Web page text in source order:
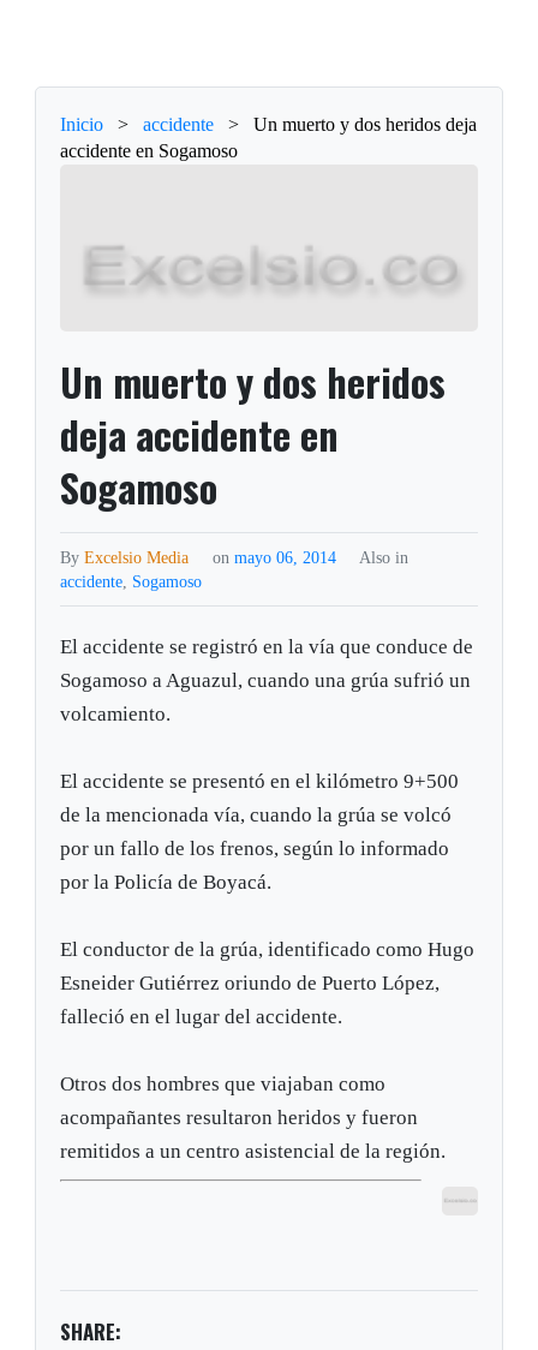
Inicio > accidente >
Un muerto y dos heridos deja
accidente en Sogamoso
Un muerto y dos heridos
deja accidente en
Sogamoso
ByExcelsio Media on mayo 06, 2014
Also in
accidente, Sogamoso
El accidente se registró en la vía que conduce de
Sogamoso a Aguazul, cuando una grúa sufrió un
volcamiento.
El accidente se presentó en el kilómetro 9+500
de la mencionada vía, cuando la grúa se volcó
por un fallo de los frenos, según lo informado
por la Policía de Boyacá.
El conductor de la grúa, identificado como Hugo
Esneider Gutiérrez oriundo de Puerto López,
falleció en el lugar del accidente.
Otros dos hombres que viajaban como
acompañantes resultaron heridos y fueron
remitidos a un centro asistencial de la región.
SHARE: